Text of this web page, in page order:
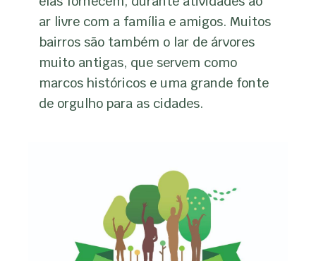
ar livre com a família e amigos. Muitos
bairros são também o lar de árvores
muito antigas, que servem como
marcos históricos e uma grande fonte
de orgulho para as cidades.